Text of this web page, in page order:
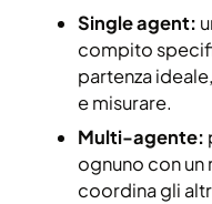
Single agent:
compito
partenza
e misurare.
Multi-agente:
ognuno con un
coordina gli